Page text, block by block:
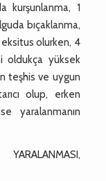
kurşunlanma, 1
bıçaklanma,
olurken, 4
oldukça yüksek
teşhis ve uygun
olup, erken
yaralanmanın